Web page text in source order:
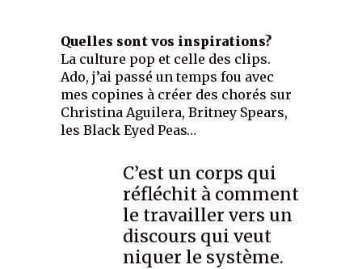
Quelles sont vos inspirations?
La culture pop et celle des clips.
Ado, j’ai passé un temps fou avec
mes copines à créer des chorés sur
Christina Aguilera, Britney Spears,
les Black Eyed Peas…
C’est un corps qui
réfléchit à comment
le travailler vers un
discours qui veut
niquer le système.